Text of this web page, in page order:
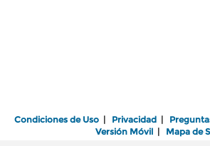
Condiciones de Uso Privacidad
Versión Móvil| Mapa de